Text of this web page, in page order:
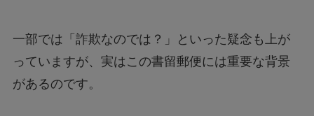
一部では「詐欺なのでは？」といった疑念も上が
っていますが、実はこの書留郵便には重要な背景
があるのです。